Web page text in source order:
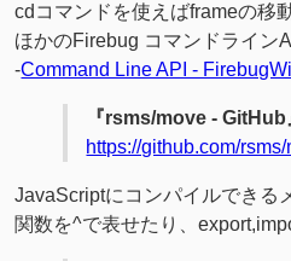
cdコマンドを使えばframeの移
ほかのFirebug コマンドライン
-Command Line API -
『rsms/move - GitHub
https://github.com/
JavaScriptにコンパイルできる
関数を^で表せたり、